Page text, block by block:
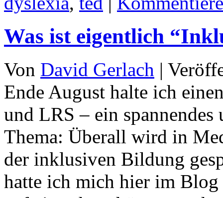
Was ist eigentlich
Von David Gerlach |
Ende August halte ich
und LRS – ein spannendes
Thema: Überall wird in
der inklusiven Bildung
hatte ich mich hier im Blog